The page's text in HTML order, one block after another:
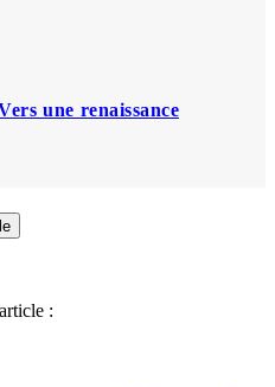
une renaissance
: